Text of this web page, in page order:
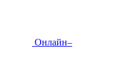
Онлайн–